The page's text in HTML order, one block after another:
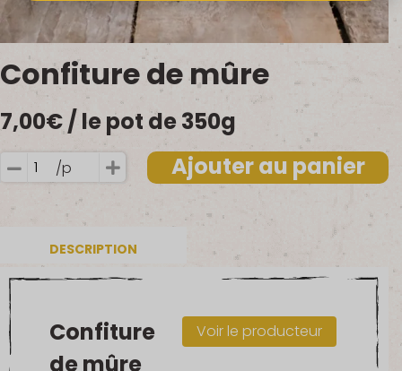
QUI SOMMES-NOUS ?
FRUITS BIO AU BUREAU
NOS PRODUCTEURS
NOS MARCHÉS
Confiture de mûre
7,00€/ le pot de 350g
quantité
Confiture
/p Ajouter au panier
DESCRIPTION
Voir le producteur
Confiture
de mûre